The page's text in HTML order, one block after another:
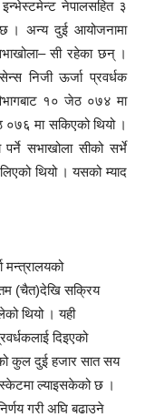
नेपालसहित ३
छ । अन्य दुई आयोजनामा
सी रहेका छन् ।
निजी ऊर्जा प्रवर्धक
१० जेठ ०७४ मा
मा सकिएको थियो ।
सभाखोला सीको सर्भे
थियो । यसको म्याद
मन्त्रालयको
(चैत)देखि सक्रिय
थियो । यही
दिइएको
कुल दुई हजार सात सय
ल्याइसकेको छ ।
गरी अघि बढाउने